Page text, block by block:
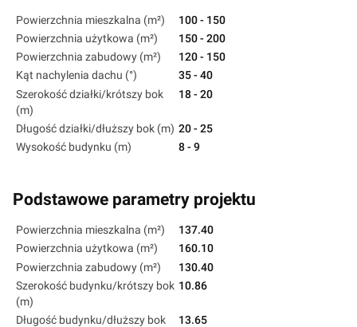
Powierzchnia mieszkalna (m²)
100 - 150
Powierzchnia użytkowa (m²)
150 - 200
Powierzchnia zabudowy (m²)
120 - 150
Kąt nachylenia dachu (°)
35 - 40
Szerokość działki/krótszy bok
(m)
18 - 20
Długość działki/dłuższy bok (m) 20 - 25
Wysokość budynku (m)
8 - 9
Podstawowe parametry projektu
Powierzchnia mieszkalna (m²)
137.40
Powierzchnia użytkowa (m²)
160.10
Powierzchnia zabudowy (m²)
130.40
Szerokość budynku/krótszy bok
(m)
10.86
Długość budynku/dłuższy bok
13.65